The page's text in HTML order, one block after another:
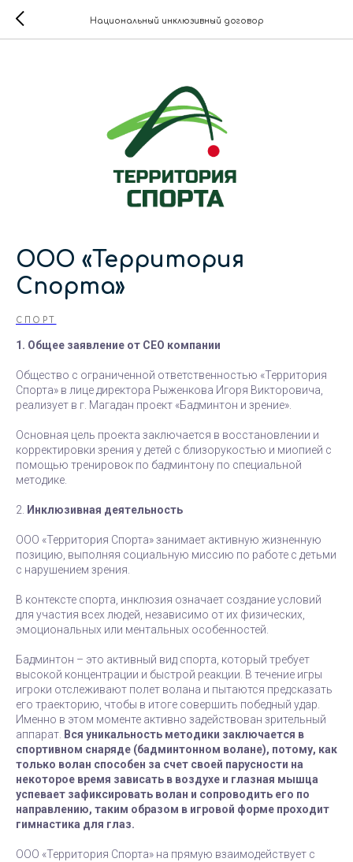
Национальный инклюзивный договор
ООО «Территория
Спорта»
СПОРТ
1. Общее заявление от СЕО компании
Общество с ограниченной ответственностью «Территория
Спорта» в лице директора Рыженкова Игоря Викторовича,
реализует в г. Магадан проект «Бадминтон и зрение».
Основная цель проекта заключается в восстановлении и
корректировки зрения у детей с близорукостью и миопией с
помощью тренировок по бадминтону по специальной
методике.
2. Инклюзивная деятельность
ООО «Территория Спорта» занимает активную жизненную
позицию, выполняя социальную миссию по работе с детьми
с нарушением зрения.
В контексте спорта, инклюзия означает создание условий
для участия всех людей, независимо от их физических,
эмоциональных или ментальных особенностей.
Бадминтон – это активный вид спорта, который требует
высокой концентрации и быстрой реакции. В течение игры
игроки отслеживают полет волана и пытаются предсказать
его траекторию, чтобы в итоге совершить победный удар.
Именно в этом моменте активно задействован зрительный
аппарат. Вся уникальность методики заключается в
спортивном снаряде (бадминтонном волане), потому, как
только волан способен за счет своей парусности на
некоторое время зависать в воздухе и глазная мышца
успевает зафиксировать волан и сопроводить его по
направлению, таким образом в игровой форме проходит
гимнастика для глаз.
ООО «Территория Спорта» на прямую взаимодействует с